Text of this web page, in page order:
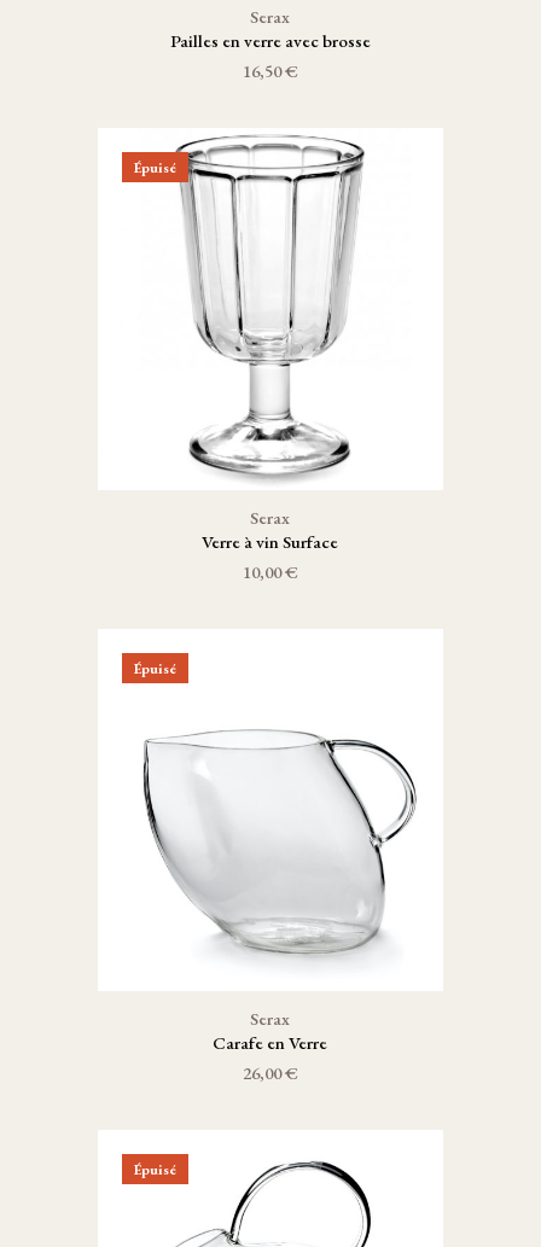
Serax
Pailles en verre avec brosse
16,50 €
Épuisé
Serax
Verre à vin Surface
10,00 €
Épuisé
Serax
Carafe en Verre
26,00 €
Épuisé